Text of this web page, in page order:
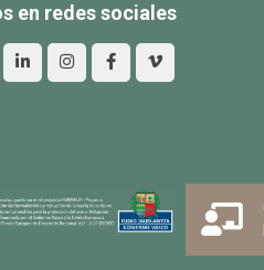
en redes sociales